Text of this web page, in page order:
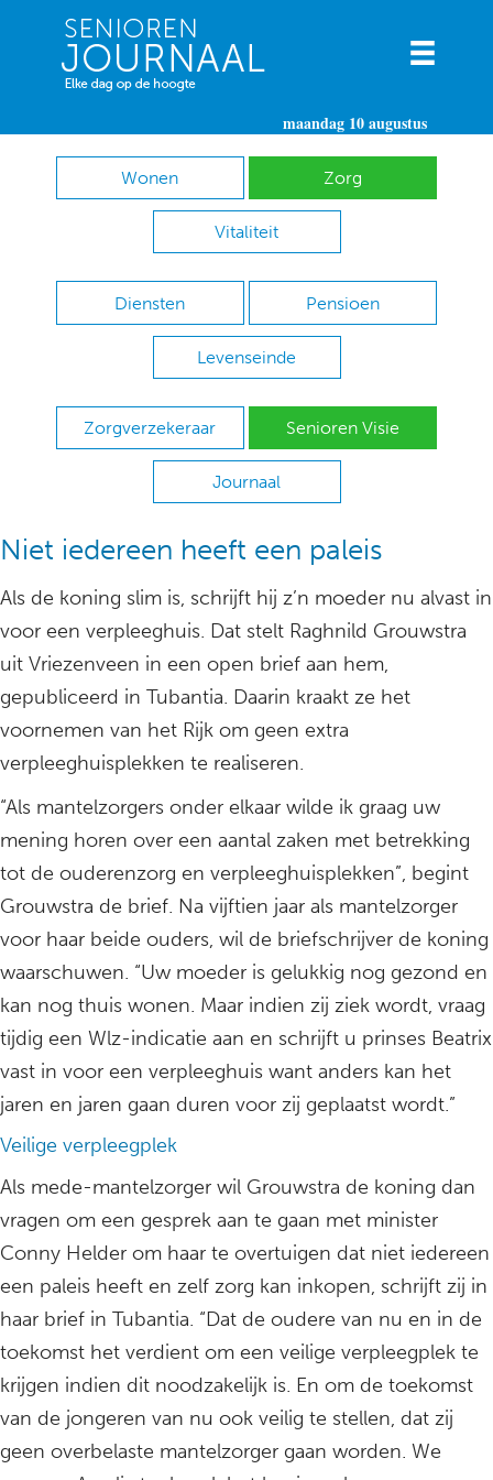
maandag 10 augustus
Wonen Zorg
Vitaliteit
Diensten Pensioen
Levenseinde
Zorgverzekeraar Senioren Visie
Journaal
Niet iedereen heeft een paleis
Als de koning slim is, schrijft hij z’n moeder nu alvast in
voor een verpleeghuis. Dat stelt Raghnild Grouwstra
uit Vriezenveen in een open brief aan hem,
gepubliceerd in Tubantia. Daarin kraakt ze het
voornemen van het Rijk om geen extra
verpleeghuisplekken te realiseren.
“Als mantelzorgers onder elkaar wilde ik graag uw
mening horen over een aantal zaken met betrekking
tot de ouderenzorg en verpleeghuisplekken”, begint
Grouwstra de brief. Na vijftien jaar als mantelzorger
voor haar beide ouders, wil de briefschrijver de koning
waarschuwen. “Uw moeder is gelukkig nog gezond en
kan nog thuis wonen. Maar indien zij ziek wordt, vraag
tijdig een Wlz-indicatie aan en schrijft u prinses Beatrix
vast in voor een verpleeghuis want anders kan het
jaren en jaren gaan duren voor zij geplaatst wordt.”
Veilige verpleegplek
Als mede-mantelzorger wil Grouwstra de koning dan
vragen om een gesprek aan te gaan met minister
Conny Helder om haar te overtuigen dat niet iedereen
een paleis heeft en zelf zorg kan inkopen, schrijft zij in
haar brief in Tubantia. “Dat de oudere van nu en in de
toekomst het verdient om een veilige verpleegplek te
krijgen indien dit noodzakelijk is. En om de toekomst
van de jongeren van nu ook veilig te stellen, dat zij
geen overbelaste mantelzorger gaan worden. We